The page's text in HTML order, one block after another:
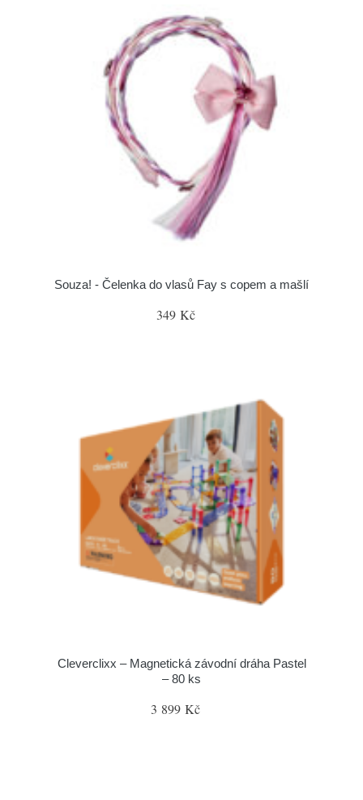
Souza! - Čelenka do vlasů Fay s copem a mašlí
349 Kč
Cleverclixx – Magnetická závodní dráha Pastel
– 80 ks
3 899 Kč